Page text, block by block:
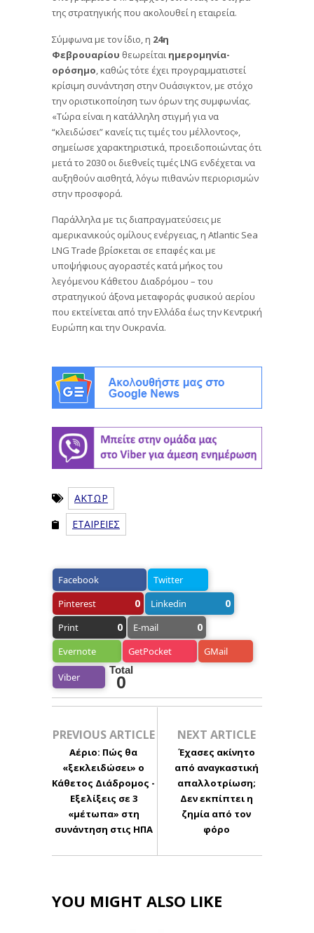
της στρατηγικής που ακολουθεί η εταιρεία.
Σύμφωνα με τον ίδιο, η 24η
Φεβρουαρίου θεωρείται ημερομηνία-
ορόσημο, καθώς τότε έχει προγραμματιστεί
κρίσιμη συνάντηση στην Ουάσιγκτον, με στόχο
την οριστικοποίηση των όρων της συμφωνίας.
«Τώρα είναι η κατάλληλη στιγμή για να
“κλειδώσει” κανείς τις τιμές του μέλλοντος»,
σημείωσε χαρακτηριστικά, προειδοποιώντας ότι
μετά το 2030 οι διεθνείς τιμές LNG ενδέχεται να
αυξηθούν αισθητά, λόγω πιθανών περιορισμών
στην προσφορά.
Παράλληλα με τις διαπραγματεύσεις με
αμερικανικούς ομίλους ενέργειας, η Atlantic Sea
LNG Trade βρίσκεται σε επαφές και με
υποψήφιους αγοραστές κατά μήκος του
λεγόμενου Κάθετου Διαδρόμου – του
στρατηγικού άξονα μεταφοράς φυσικού αερίου
που εκτείνεται από την Ελλάδα έως την Κεντρική
Ευρώπη και την Ουκρανία.
ΑΚΤΩΡ
ΕΤΑΙΡΕΙΕΣ
Facebook
Twitter
Pinterest
0 Linkedin 0
Print 0 E-mail 0
Evernote GetPocket GMail
Viber
Total
0
PREVIOUS ARTICLE
Αέριο: Πώς θα
«ξεκλειδώσει» ο
Κάθετος Διάδρομος -
Εξελίξεις σε 3
«μέτωπα» στη
συνάντηση στις ΗΠΑ
NEXT ARTICLE
Έχασες ακίνητο
από αναγκαστική
απαλλοτρίωση;
Δεν εκπίπτει η
ζημία από τον
φόρο
YOU MIGHT ALSO LIKE